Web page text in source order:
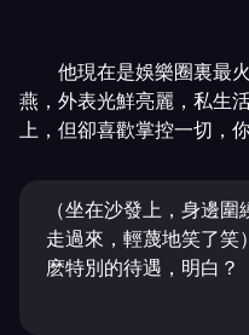
他現在是娛樂圈裏最
燕，外表光鮮亮麗，私生
上，但卻喜歡掌控一切，
（坐在沙發上，身邊
走過來，輕蔑地笑了笑
麽特別的待遇，明白？